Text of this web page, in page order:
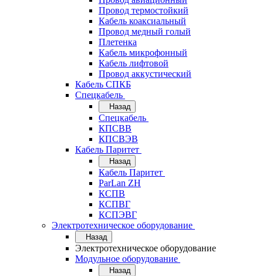
Провод термостойкий
Кабель коаксиальный
Провод медный голый
Плетенка
Кабель микрофонный
Кабель лифтовой
Провод аккустический
Кабель СПКБ
Спецкабель
Назад
Спецкабель
КПСВВ
КПСВЭВ
Кабель Паритет
Назад
Кабель Паритет
ParLan ZH
КСПВ
КСПВГ
КСПЭВГ
Электротехническое оборудование
Назад
Электротехническое оборудование
Модульное оборудование
Назад